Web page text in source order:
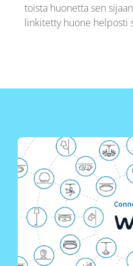
toista huonetta sen
linkitetty huone helposti